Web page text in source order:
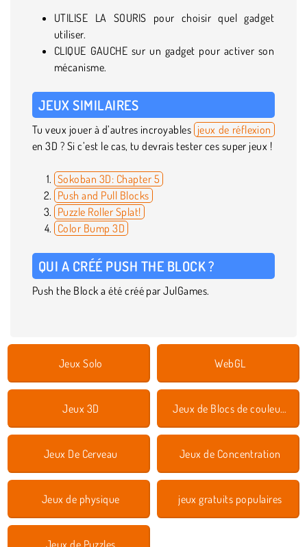
UTILISE LA SOURIS pour choisir quel gadget
utiliser.
CLIQUE GAUCHE sur un gadget pour activer son
mécanisme.
JEUX SIMILAIRES
Tu veux jouer à d’autres incroyables jeux de réflexion
en 3D ? Si c’est le cas, tu devrais tester ces super jeux !
Sokoban 3D: Chapter 5
Push and Pull Blocks
Puzzle Roller Splat!
Color Bump 3D
QUI A CRÉÉ PUSH THE BLOCK ?
Push the Block a été créé par JulGames.
Jeux Solo WebGL
Jeux 3D Jeux de Blocs de couleurs
Jeux De Cerveau Jeux de Concentration
Jeux de physique jeux gratuits populaires
Jeux de Puzzles